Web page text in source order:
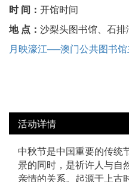
时 间： 开馆时间
地 点： 沙梨头图书馆、石
月映濠江──澳门公共图书
活动详情
中秋节是中国重要的传统
景的同时，是祈许人与自
亲情的关系。起源于上古